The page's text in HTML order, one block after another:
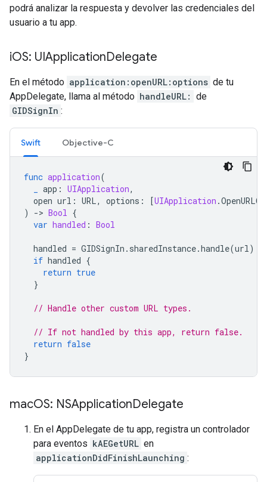
podrá analizar la respuesta y devolver las credenciales del
usuario a tu app.
iOS: UIApplicationDelegate
En el método application:openURL:options de tu
AppDelegate, llama al método handleURL: de
GIDSignIn :
Swift Objective-C
func application(
app : UIApplication,
open url : URL, options : [UIApplication .
)
-> Bool {
var handled : Bool
handled = GIDSignIn . sharedInstance.handle(url)
if handled {
return true
}
// Handle other custom URL types.
// If not handled by this app, return false.
return false
}
macOS: NSApplicationDelegate
En el AppDelegate de tu app, registra un controlador
para eventos kAEGetURL en
applicationDidFinishLaunching :